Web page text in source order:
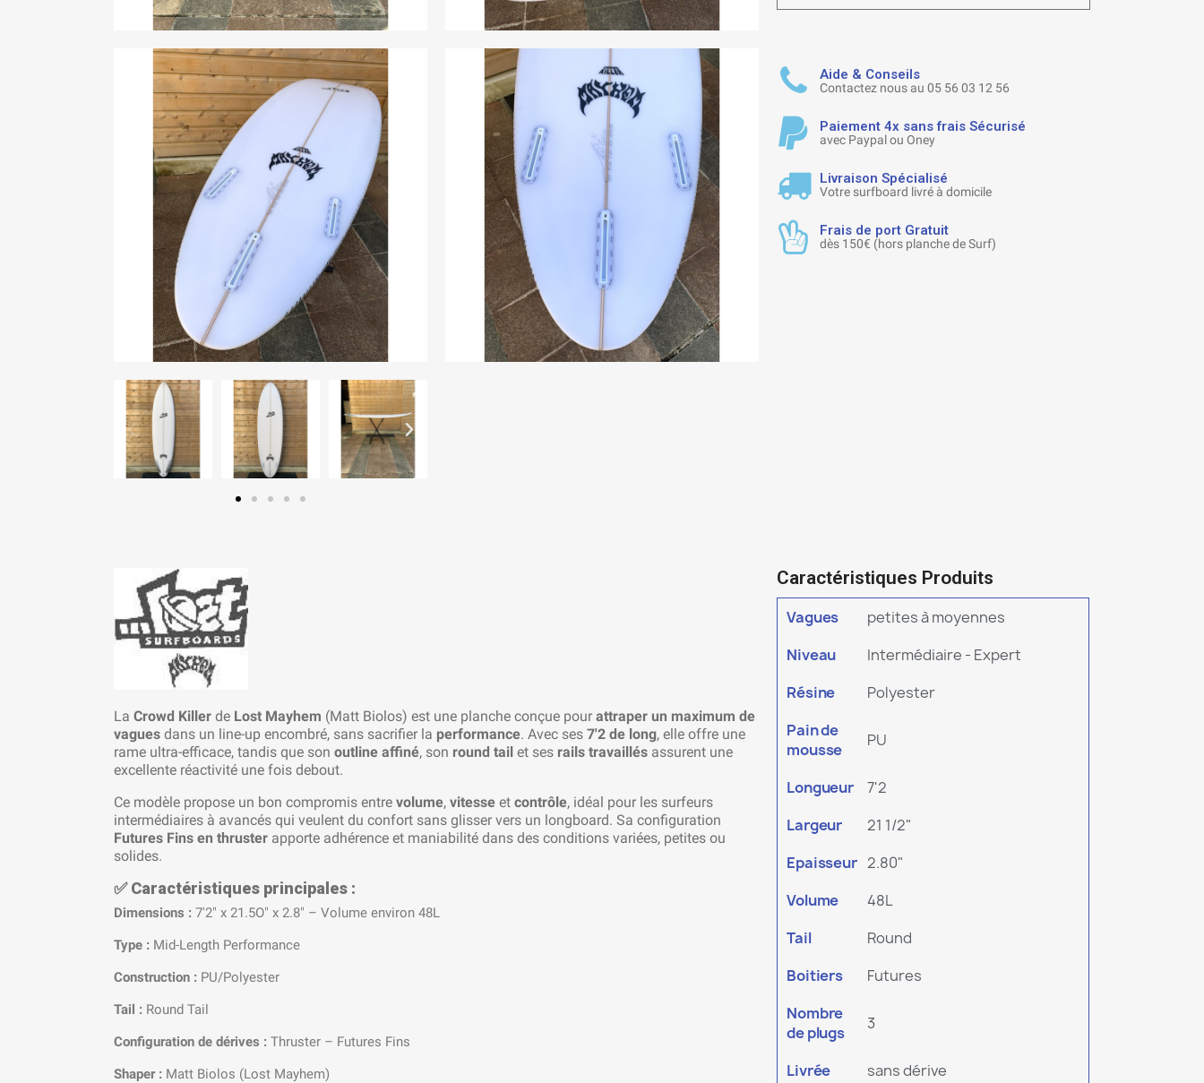
Aide & Conseils
Contactez nous au 05 56 03 12 56
Paiement 4x sans frais Sécurisé
avec Paypal ou Oney
Livraison Spécialisé
Votre surfboard livré à domicile
Frais de port Gratuit
dès 150€ (hors planche de Surf)
La Crowd Killer de Lost Mayhem (Matt Biolos) est une planche conçue pour attraper un maximum de
vagues dans un line-up encombré, sans sacrifier la performance. Avec ses 7'2 de long, elle offre une
rame ultra-efficace, tandis que son outline affiné, son round tail et ses rails travaillés assurent une
excellente réactivité une fois debout.
Ce modèle propose un bon compromis entre volume, vitesse et contrôle, idéal pour les surfeurs
intermédiaires à avancés qui veulent du confort sans glisser vers un longboard. Sa configuration
Futures Fins en thruster apporte adhérence et maniabilité dans des conditions variées, petites ou
solides.
✅Caractéristiques principales :
Dimensions : 7'2" x 21.5O" x 2.8" – Volume environ 48L
Type : Mid-Length Performance
Construction : PU/Polyester
Tail : Round Tail
Configuration de dérives : Thruster – Futures Fins
Shaper : Matt Biolos (Lost Mayhem)
Caractéristiques Produits
Vagues
petites à moyennes
Niveau
Intermédiaire - Expert
Résine
Polyester
Pain de
mousse
PU
Longueur
7'2
Largeur
21 1/2"
Epaisseur 2.80"
Volume
48L
Tail
Round
Boitiers
Futures
Nombre
de plugs
3
Livrée
sans dérive